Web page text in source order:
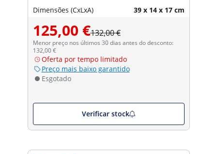
Dimensões (CxLxA) 39 x 14 x 17 cm
125,00 €132,00 €
Menor preço nos últimos 30 dias antes do desconto:
132,00 €
Oferta por tempo limitado
Preço mais baixo garantido
Esgotado
Verificar stock